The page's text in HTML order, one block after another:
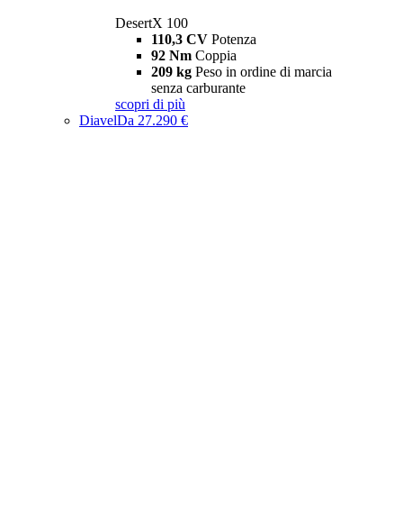
DesertX 100
110,3 CV Potenza
92 Nm Coppia
209 kg Peso in ordine di marcia
senza carburante
scopri di più
DiavelDa 27.290 €